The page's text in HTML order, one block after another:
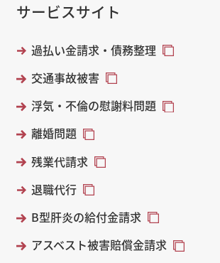
サービスサイト
過払い金請求・債務整理
交通事故被害
浮気・不倫の慰謝料問題
離婚問題
残業代請求
退職代行
B型肝炎の給付金請求
アスベスト被害賠償金請求